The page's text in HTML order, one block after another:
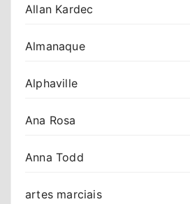
Allan Kardec
Almanaque
Alphaville
Ana Rosa
Anna Todd
artes marciais